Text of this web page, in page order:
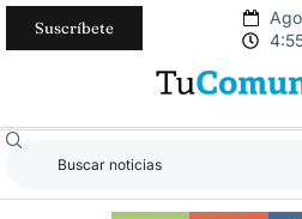
Suscríbete